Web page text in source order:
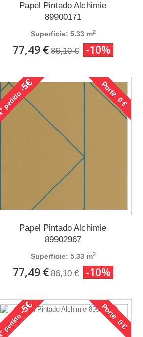
Papel Pintado Alchimie
89900171
Superficie: 5.33 m2
77,49 € 86,10 € -10%
pedido
-5€ Porte 0 €
Papel Pintado Alchimie
89902967
Superficie: 5.33 m2
77,49 € 86,10 € -10%
pedido
-5€ Porte 0 €